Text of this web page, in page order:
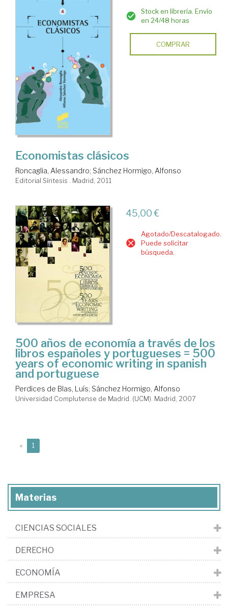
Stock en librería. Envío
en 24/48 horas
COMPRAR
Economistas clásicos
Roncaglia, Alessandro; Sánchez Hormigo, Alfonso
Editorial Síntesis . Madrid, 2011
45,00 €
Agotado/Descatalogado.
Puede solicitar
búsqueda.
500 años de economía a través de los
libros españoles y portugueses = 500
years of economic writing in spanish
and portuguese
Perdices de Blas, Luís; Sánchez Hormigo, Alfonso
Universidad Complutense de Madrid. (UCM). Madrid, 2007
« 1
Materias
CIENCIAS SOCIALES
DERECHO
ECONOMÍA
EMPRESA